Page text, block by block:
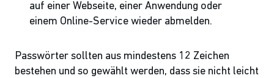
auf einer Webseite, einer Anwendung oder
einem Online-Service wieder abmelden.
Passwörter sollten aus mindestens 12 Zeichen
bestehen und so gewählt werden, dass sie nicht leicht